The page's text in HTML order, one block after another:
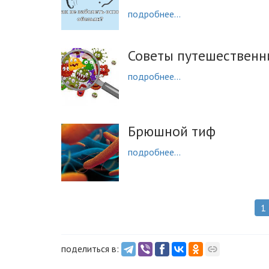
подробнее...
Советы
подробнее...
Брюшной тиф
подробнее...
1
поделиться в: